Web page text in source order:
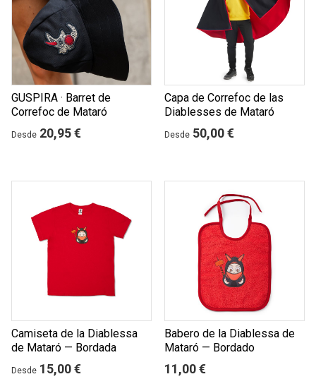
GUSPIRA · Barret de
Correfoc de Mataró
Desde 20,95 €
Capa de Correfoc de las
Diablesses de Mataró
Desde 50,00 €
Camiseta de la Diablessa
de Mataró — Bordada
Desde 15,00 €
Babero de la Diablessa de
Mataró — Bordado
11,00 €